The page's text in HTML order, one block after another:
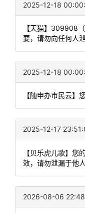
2025-12-18
【天猫】309908
要，请勿向任何人
2025-12-18
【随申办市民云】
2025-12-17
【贝乐虎儿歌】
效，请勿泄漏于他人
2026-08-06